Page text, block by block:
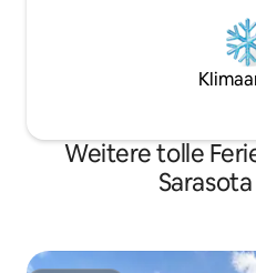
Weitere tolle